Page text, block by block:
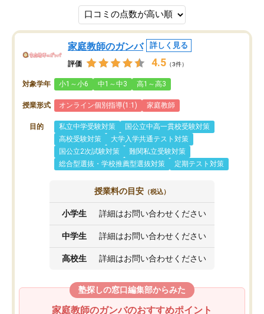
家庭教師のガンバ 詳しく見る
評価 4.5 （3件）
対象学年 小1～小6 中1～中3 高1～高3
授業形式 オンライン個別指導(1:1) 家庭教師
目的 私立中学受験対策
国公立中高一貫校受験対策
高校受験対策
大学入学共通テスト対策
国公立2次試験対策
難関私立受験対策
総合型選抜・学校推薦型選抜対策
定期テスト対策
授業料の目安 （税込）
小学生 詳細はお問い合わせください
中学生 詳細はお問い合わせください
高校生 詳細はお問い合わせください
塾探しの窓口編集部からみた
家庭教師のガンバのおすすめポイント